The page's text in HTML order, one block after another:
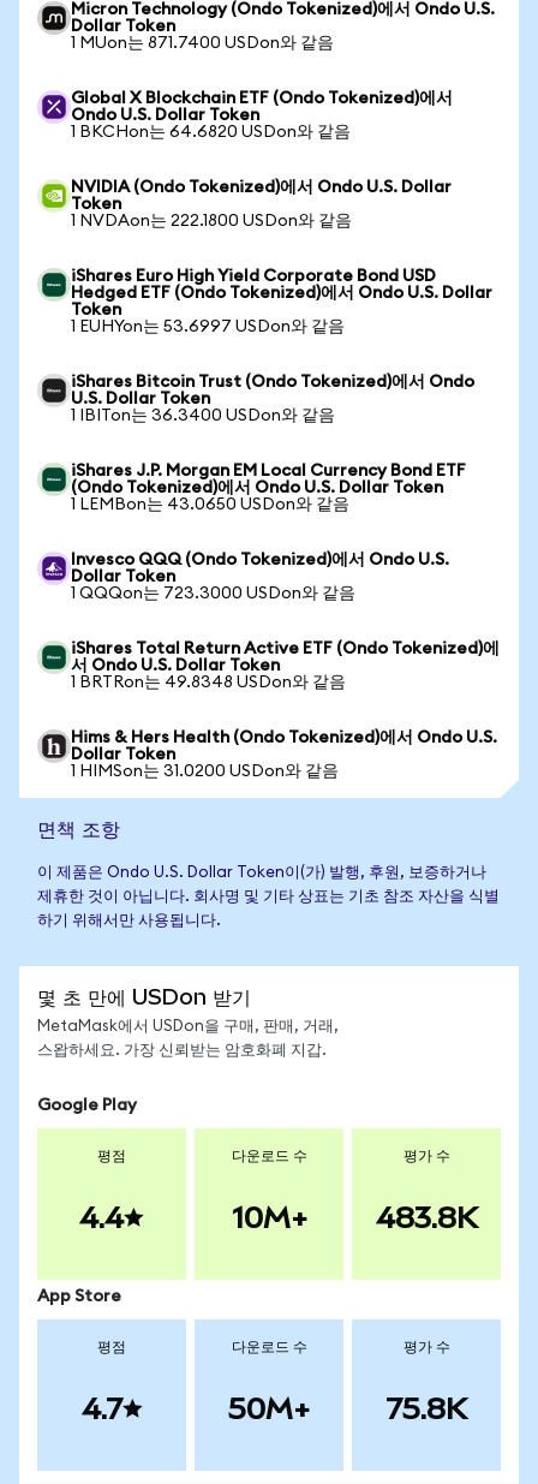
Micron Technology (Ondo Tokenized)에서 Ondo U.S.
Dollar Token
1 MUon는 871.7400 USDon와 같음
Global X Blockchain ETF (Ondo Tokenized)에서
Ondo U.S. Dollar Token
1 BKCHon는 64.6820 USDon와 같음
NVIDIA (Ondo Tokenized)에서 Ondo U.S. Dollar
Token
1 NVDAon는 222.1800 USDon와 같음
iShares Euro High Yield Corporate Bond USD
Hedged ETF (Ondo Tokenized)에서 Ondo U.S. Dollar
Token
1 EUHYon는 53.6997 USDon와 같음
iShares Bitcoin Trust (Ondo Tokenized)에서 Ondo
U.S. Dollar Token
1 IBITon는 36.3400 USDon와 같음
iShares J.P. Morgan EM Local Currency Bond ETF
(Ondo Tokenized)에서 Ondo U.S. Dollar Token
1 LEMBon는 43.0650 USDon와 같음
Invesco QQQ (Ondo Tokenized)에서 Ondo U.S.
Dollar Token
1 QQQon는 723.3000 USDon와 같음
iShares Total Return Active ETF (Ondo Tokenized)에
서 Ondo U.S. Dollar Token
1 BRTRon는 49.8348 USDon와 같음
Hims & Hers Health (Ondo Tokenized)에서 Ondo U.S.
Dollar Token
1 HIMSon는 31.0200 USDon와 같음
면책 조항
이 제품은 Ondo U.S. Dollar Token이(가) 발행, 후원, 보증하거나
제휴한 것이 아닙니다. 회사명 및 기타 상표는 기초 참조 자산을 식별
하기 위해서만 사용됩니다.
몇 초 만에 USDon 받기
MetaMask에서 USDon을 구매, 판매, 거래,
스왑하세요. 가장 신뢰받는 암호화폐 지갑.
Google Play
평점
4.4
다운로드 수
10M+
평가 수
483.8K
App Store
평점
4.7
다운로드 수
50M+
평가 수
75.8K